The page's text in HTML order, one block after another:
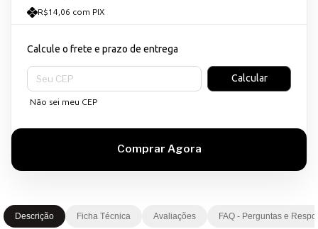
R$14,06 com PIX
Calcule o frete e prazo de entrega
Entregas para o CEP:
Calcular
Não sei meu CEP
Descrição Ficha Técnica Avaliações FAQ - Perguntas e